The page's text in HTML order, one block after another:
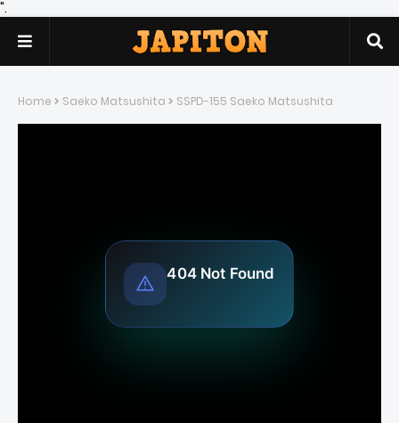
".
Home Saeko Matsushita SSPD-155 Saeko Matsushita